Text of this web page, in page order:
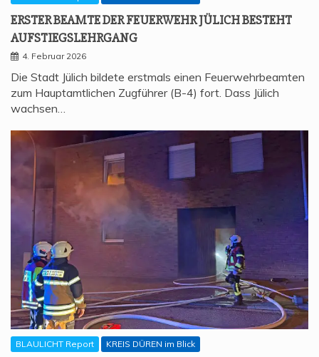
ERS­TER BEAM­TE DER FEU­ER­WEHR JÜLICH BESTEHT
AUFSTIEGSLEHRGANG
4. Februar 2026
Die Stadt Jülich bildete erstmals einen Feuerwehrbeamten
zum Hauptamtlichen Zugführer (B-4) fort. Dass Jülich
wachsen…
BLAULICHT Report KREIS DÜREN im Blick